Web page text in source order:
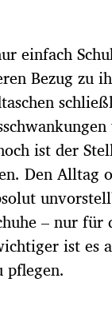
einfach
Bezug zu
ist der
Den Alltag
– nur für
ist es
pflegen.